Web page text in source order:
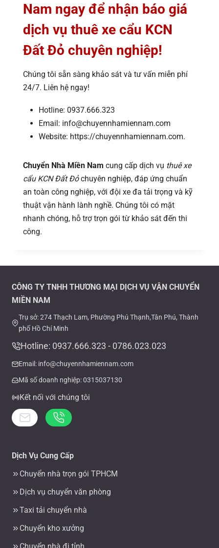
Nam ngay để nhận báo giá
dịch vụ thuê xe cẩu KCN
Đất Đỏ chuyên nghiệp!
Chúng tôi sẵn sàng khảo sát và tư vấn miễn phí
24/7. Liên hệ ngay!
Hotline: 0937.666.323
Email: info@chuyennhamiennam.com
Website: https://chuyennhamiennam.com.
Chuyển Nhà Miền Nam cung cấp dịch vụ thuê xe
cẩu KCN Đất Đỏchuyên nghiệp, đáp ứng chuẩn
an toàn công nghiệp, với đội xe đa tải trọng và kỹ
thuật vận hành lành nghề. Chúng tôi có mặt
nhanh chóng, hỗ trợ trọn gói từ khảo sát đến thi
công.
CÔNG TY TNHH THƯƠNG MẠI DỊCH VỤ VẬN CHUYỂN
MIỀN NAM
Trụ sở: 274 Thạch Lam, Phường Phú Thạnh,Tân Phú, Thành
phố Hồ Chí Minh
Hotline: 0937.666.323 - 0786.023.023
Email: info@chuyennhamiennam.com
Mã số doanh nghiệp: 0315037130
Kết nối với chúng tôi
Dịch Vụ Cung Cấp
Chuyển nhà trọn gói TPHCM
Dịch vụ chuyển văn phòng
Taxi tải chuyển nhà
Chuyển kho xưởng